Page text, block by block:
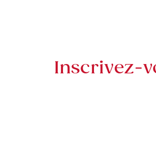
Inscrivez-